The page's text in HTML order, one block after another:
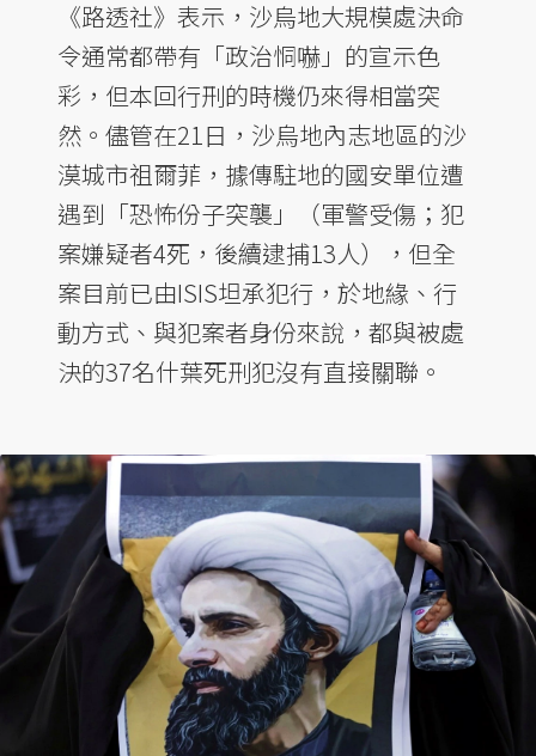
《路透社》表示，沙烏地大規模處決命
令通常都帶有「政治恫嚇」的宣示色
彩，但本回行刑的時機仍來得相當突
然。儘管在21日，沙烏地內志地區的沙
漠城市祖爾菲，據傳駐地的國安單位遭
遇到「恐怖份子突襲」（軍警受傷；犯
案嫌疑者4死，後續逮捕13人），但全
案目前已由ISIS坦承犯行，於地緣、行
動方式、與犯案者身份來說，都與被處
決的37名什葉死刑犯沒有直接關聯。